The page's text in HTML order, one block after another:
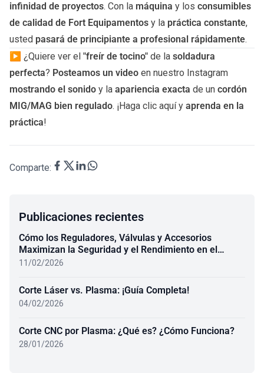
infinidad de proyectos. Con la máquina y los consumibles
de calidad de Fort Equipamentos y la práctica constante,
usted pasará de principiante a profesional rápidamente.
▶️ ¿Quiere ver el "freír de tocino" de la soldadura
perfecta? Posteamos un video en nuestro Instagram
mostrando el sonido y la apariencia exacta de un cordón
MIG/MAG bien regulado. ¡Haga clic aquíy aprenda en la
práctica!
Comparte:
Publicaciones recientes
Cómo los Reguladores, Válvulas y Accesorios
Maximizan la Seguridad y el Rendimiento en el
Oxicombustible
11/02/2026
Corte Láser vs. Plasma: ¡Guía Completa!
04/02/2026
Corte CNC por Plasma: ¿Qué es? ¿Cómo Funciona?
28/01/2026